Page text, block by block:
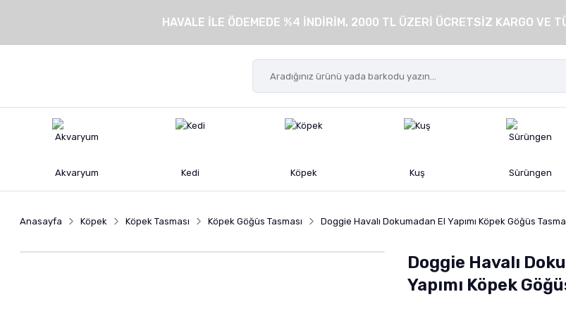
HAVALE İLE ÖDEMEDE %4 İNDİRİM, 2000 TL ÜZERİ ÜCRETSİZ KARGO VE
Akvaryum Kedi Köpek Kuş Sürüngen
Anasayfa Köpek Köpek Tasması Köpek Göğüs Tasması Doggie Havalı Dokumadan El Yapımı Köpek Göğüs
Doggie Havalı
Yapımı Köpek